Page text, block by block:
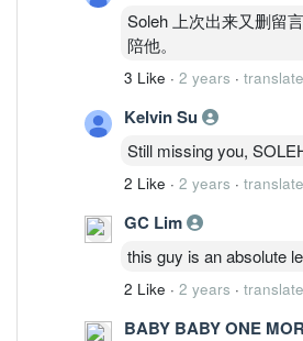
Soleh 上次出来又删留
陪他。
3 Like · 2 years · translate
Kelvin Su
Still missing you,
2 Like · 2 years · translate
GC Lim
this guy is an absolute
2 Like · 2 years · translate
BABY BABY ONE